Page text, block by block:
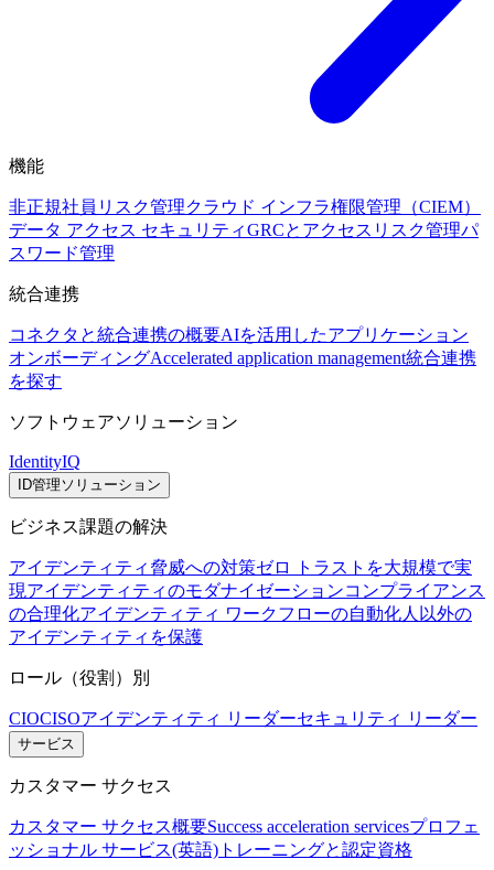
機能
非正規社員リスク管理クラウド インフラ権限管理（CIEM）
データ アクセス セキュリティGRCとアクセスリスク管理パ
スワード管理
統合連携
コネクタと統合連携の概要AIを活用したアプリケーション
オンボーディングAccelerated application management統合連携
を探す
ソフトウェアソリューション
IdentityIQ
ID管理ソリューション
ビジネス課題の解決
アイデンティティ脅威への対策ゼロ トラストを大規模で実
現アイデンティティのモダナイゼーションコンプライアンス
の合理化アイデンティティ ワークフローの自動化人以外の
アイデンティティを保護
ロール（役割）別
CIOCISOアイデンティティ リーダーセキュリティ リーダー
サービス
カスタマー サクセス
カスタマー サクセス概要Success acceleration servicesプロフェ
ッショナル サービス(英語) トレーニングと認定資格